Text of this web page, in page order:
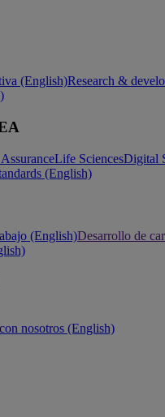
(English)Research &
Life SciencesDigital
(English)
(English)Desarrollo de
nosotros (English)